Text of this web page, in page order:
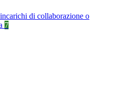
di collaborazione o
7